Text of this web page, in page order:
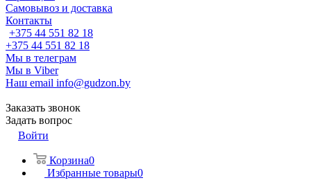
Самовывоз и доставка
Контакты
+375 44 551 82 18
+375 44 551 82 18
Мы в телеграм
Мы в Viber
Наш email info@gudzon.by
Заказать звонок
Задать вопрос
Войти
Корзина0
Избранные товары0